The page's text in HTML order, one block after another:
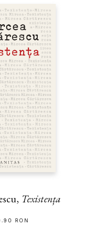
Texistența
RON